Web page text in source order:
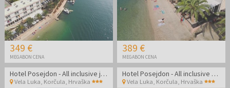
349 €
MEGABON CENA
389 €
MEGABON CENA
Hotel Posejdon - All inclusive jesen na Korčuli
Vela Luka, Korčula, Hrvaška
Hotel Posejdon - All inclusive poletje na Korčuli
Vela Luka, Korčula, Hrvaška